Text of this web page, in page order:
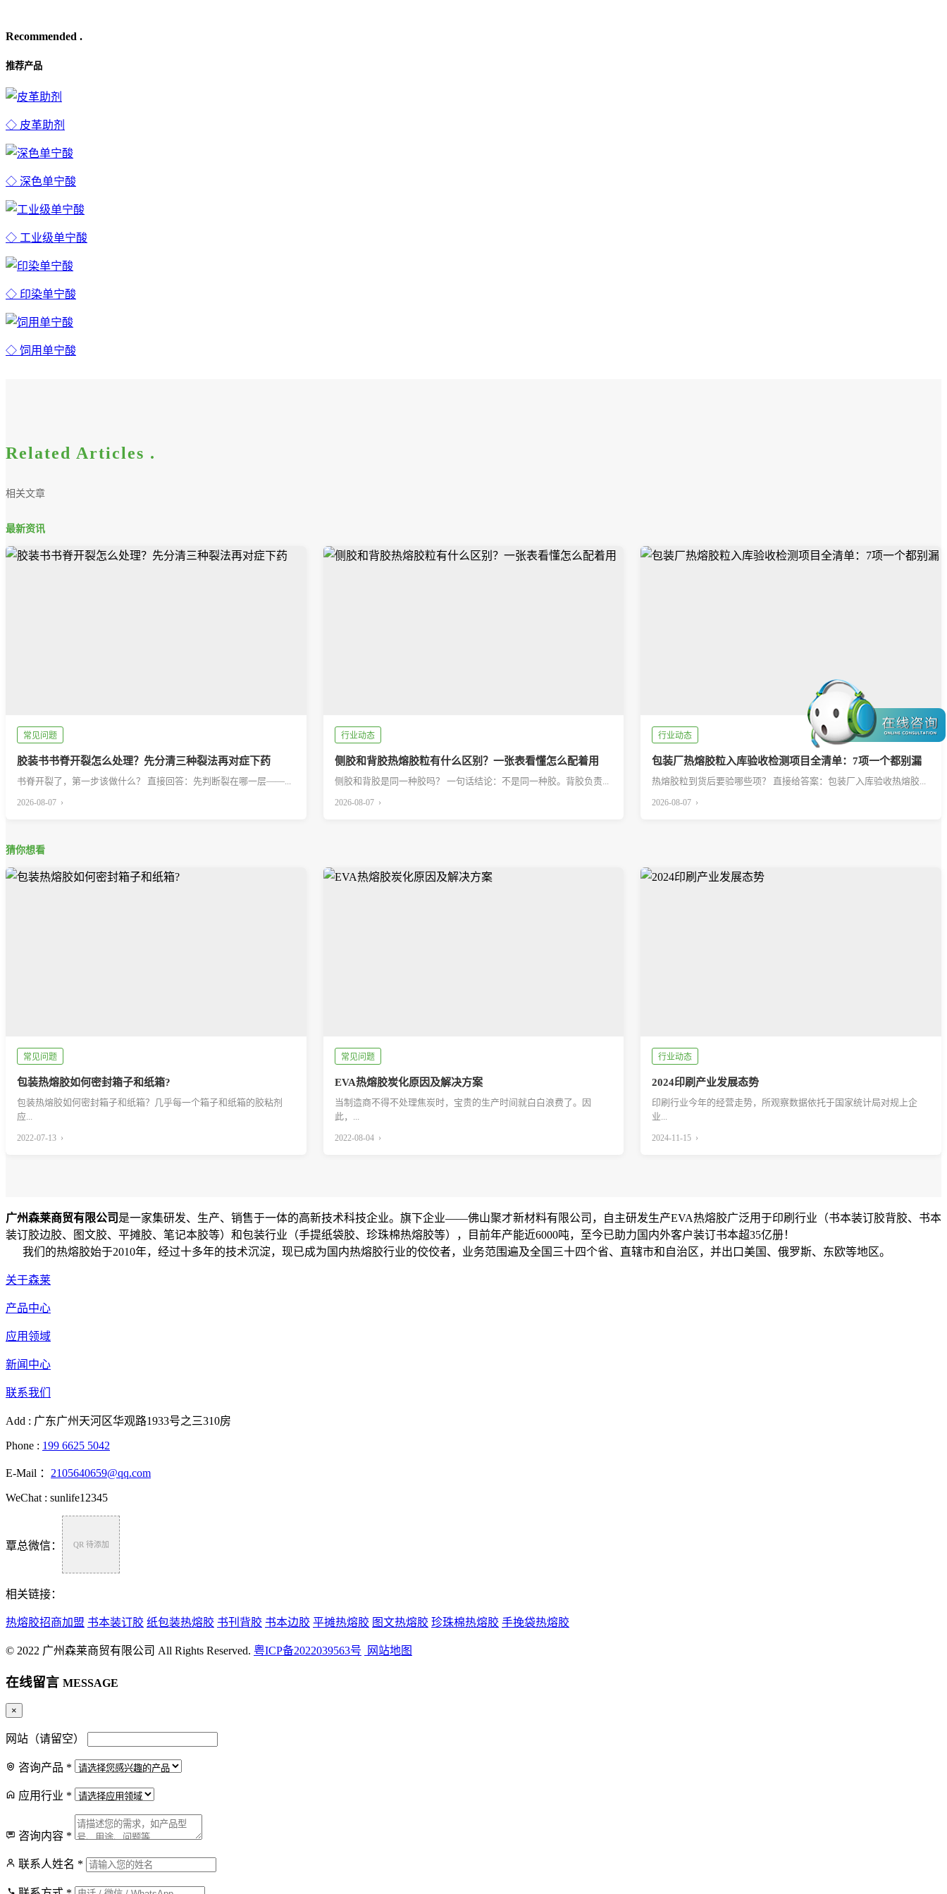
Recommended .
推荐产品
◇ 皮革助剂
◇ 深色单宁酸
◇ 工业级单宁酸
◇ 印染单宁酸
◇ 饲用单宁酸
Related Articles .
相关文章
最新资讯
常见问题
胶装书书脊开裂怎么处理？先分清三种裂法再对症下药
书脊开裂了，第一步该做什么？ 直接回答：先判断裂在哪一层——...
2026-08-07 ›
行业动态
侧胶和背胶热熔胶粒有什么区别？一张表看懂怎么配着用
侧胶和背胶是同一种胶吗？ 一句话结论：不是同一种胶。背胶负责...
2026-08-07 ›
行业动态
包装厂热熔胶粒入库验收检测项目全清单：7项一个都别漏
热熔胶粒到货后要验哪些项？ 直接给答案：包装厂入库验收热熔胶...
2026-08-07 ›
猜你想看
常见问题
包装热熔胶如何密封箱子和纸箱?
包装热熔胶如何密封箱子和纸箱？几乎每一个箱子和纸箱的胶粘剂
应...
2022-07-13 ›
常见问题
EVA热熔胶炭化原因及解决方案
当制造商不得不处理焦炭时，宝贵的生产时间就白白浪费了。因
此，...
2022-08-04 ›
行业动态
2024印刷产业发展态势
印刷行业今年的经营走势，所观察数据依托于国家统计局对规上企
业...
2024-11-15 ›
广州森莱商贸有限公司 是一家集研发、生产、销售于一体的高新技术科技企业。旗下企业——佛山聚才新材料有限公司，自主研发生产EVA热熔胶广泛用于印刷行业（书本装订胶背胶、书本
装订胶边胶、图文胶、平摊胶、笔记本胶等）和包装行业（手提纸袋胶、珍珠棉热熔胶等），目前年产能近6000吨，至今已助力国内外客户装订书本超35亿册！
我们的热熔胶始于2010年，经过十多年的技术沉淀，现已成为国内热熔胶行业的佼佼者，业务范围遍及全国三十四个省、直辖市和自治区，并出口美国、俄罗斯、东欧等地区。
关于森莱
产品中心
应用领域
新闻中心
联系我们
Add : 广东广州天河区华观路1933号之三310房
Phone : 199 6625 5042
E-Mail ： 2105640659@qq.com
WeChat : sunlife12345
覃总微信： QR 待添加
相关链接：
热熔胶招商加盟 书本装订胶 纸包装热熔胶 书刊背胶 书本边胶 平摊热熔胶 图文热熔胶 珍珠棉热熔胶 手挽袋热熔胶
© 2022 广州森莱商贸有限公司 All Rights Reserved. 粤ICP备2022039563号 网站地图
抖音号
微
官方微信
电
在线留言 MESSAGE
×
网站（请留空）
咨询产品 *
应用行业 *
咨询内容 *
联系人姓名 *